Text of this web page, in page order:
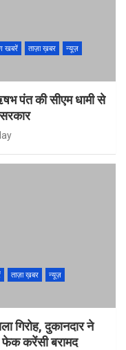
खबरें ताज़ा ख़बर
न्यूज़
पंत की सीएम धामी से
ताज़ा ख़बर
न्यूज़
गिरोह, दुकानदार ने
करेंसी बरामद